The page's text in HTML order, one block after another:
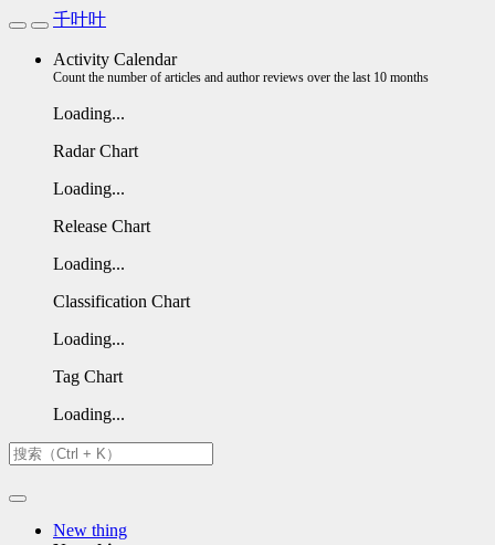
千叶叶
Activity Calendar
Count the number of articles and author reviews over the last 10 months
Loading...
Radar Chart
Loading...
Release Chart
Loading...
Classification Chart
Loading...
Tag Chart
Loading...
New thing